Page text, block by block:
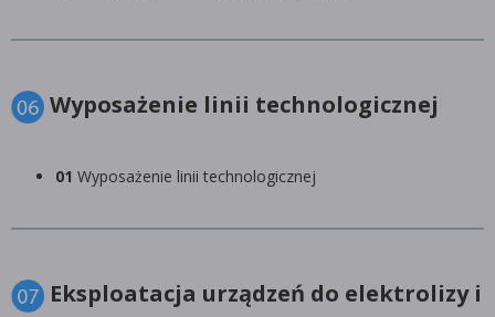
Wyposażenie linii technologicznej
01 Wyposażenie linii technologicznej
Eksploatacja urządzeń do elektrolizy i